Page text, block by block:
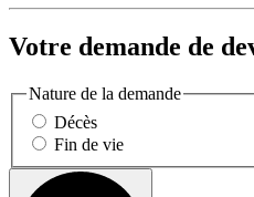
Votre demande de
Nature de la demande
Décès
Fin de vie